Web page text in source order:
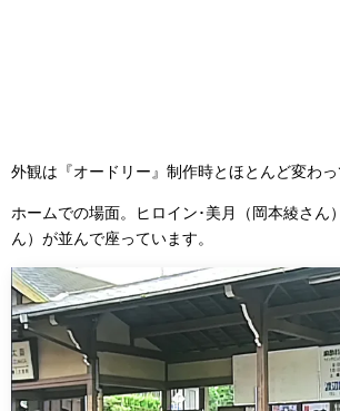
外観は『オードリー』制作時とほとんど変わっ
ホームでの場面。ヒロイン･美月（岡本綾さん
ん）が並んで座っています。